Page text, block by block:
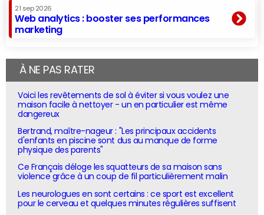
21 sep 2026
Web analytics : booster ses performances
marketing
À NE PAS RATER
Voici les revêtements de sol à éviter si vous voulez une
maison facile à nettoyer - un en particulier est même
dangereux
Bertrand, maître-nageur : "Les principaux accidents
d'enfants en piscine sont dus au manque de forme
physique des parents"
Ce Français déloge les squatteurs de sa maison sans
violence grâce à un coup de fil particulièrement malin
Les neurologues en sont certains : ce sport est excellent
pour le cerveau et quelques minutes régulières suffisent